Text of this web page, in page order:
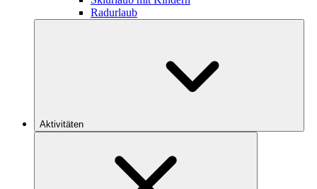
Radurlaub
Aktivitäten